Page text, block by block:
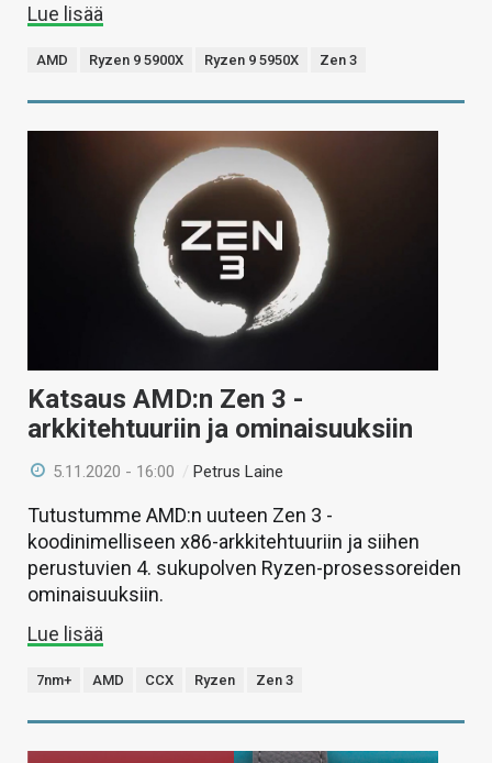
Lue lisää
AMD Ryzen 9 5900X Ryzen 9 5950X Zen 3
Katsaus AMD:n Zen 3 -
arkkitehtuuriin ja ominaisuuksiin
5.11.2020 - 16:00 /Petrus Laine
Tutustumme AMD:n uuteen Zen 3 -
koodinimelliseen x86-arkkitehtuuriin ja siihen
perustuvien 4. sukupolven Ryzen-prosessoreiden
ominaisuuksiin.
Lue lisää
7nm+ AMD CCX Ryzen Zen 3